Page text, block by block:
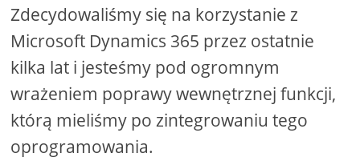
Zdecydowaliśmy się na korzystanie z
Microsoft Dynamics 365 przez ostatnie
kilka lat i jesteśmy pod ogromnym
wrażeniem poprawy wewnętrznej funkcji,
którą mieliśmy po zintegrowaniu tego
oprogramowania.